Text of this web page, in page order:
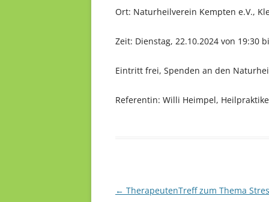
Ort: Naturheilverein Kempten e.V.,
Zeit: Dienstag, 22.10.2024 von 19:30
Eintritt frei, Spenden an den
Referentin: Willi Heimpel,
Beitragsnavigation
← TherapeutenTreff zum Thema